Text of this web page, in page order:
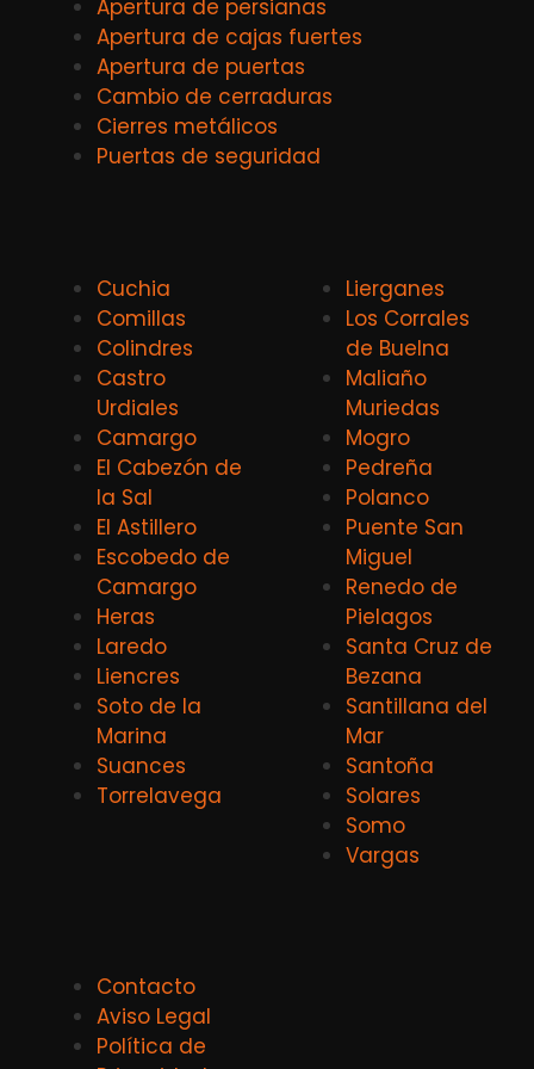
Apertura de persianas
Apertura de cajas fuertes
Apertura de puertas
Cambio de cerraduras
Cierres metálicos
Puertas de seguridad
Cuchia
Comillas
Colindres
Castro
Urdiales
Camargo
El Cabezón de
la Sal
El Astillero
Escobedo de
Camargo
Heras
Laredo
Liencres
Soto de la
Marina
Suances
Torrelavega
Lierganes
Los Corrales
de Buelna
Maliaño
Muriedas
Mogro
Pedreña
Polanco
Puente San
Miguel
Renedo de
Pielagos
Santa Cruz de
Bezana
Santillana del
Mar
Santoña
Solares
Somo
Vargas
Contacto
Aviso Legal
Política de